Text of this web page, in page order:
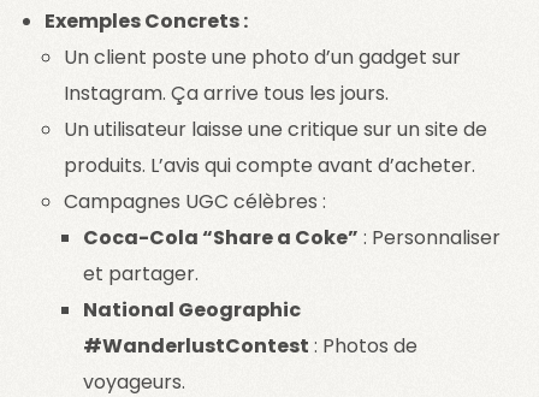
Exemples Concrets :
Un client poste une photo d’un gadget sur
Instagram. Ça arrive tous les jours.
Un utilisateur laisse une critique sur un site de
produits. L’avis qui compte avant d’acheter.
Campagnes UGC célèbres :
Coca-Cola “Share a Coke” : Personnaliser
et partager.
National Geographic
#WanderlustContest : Photos de
voyageurs.